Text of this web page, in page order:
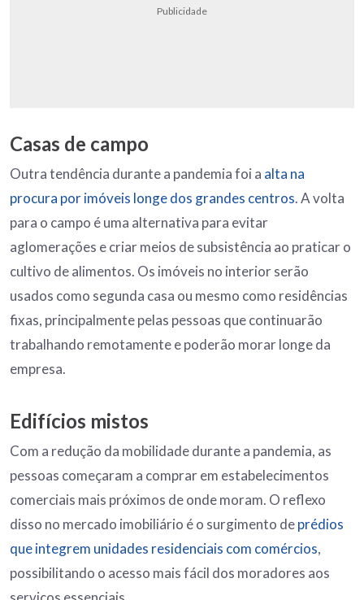
Publicidade
Casas de campo
Outra tendência durante a pandemia foi a alta na
procura por imóveis longe dos grandes centros. A volta
para o campo é uma alternativa para evitar
aglomerações e criar meios de subsistência ao praticar o
cultivo de alimentos. Os imóveis no interior serão
usados como segunda casa ou mesmo como residências
fixas, principalmente pelas pessoas que continuarão
trabalhando remotamente e poderão morar longe da
empresa.
Edifícios mistos
Com a redução da mobilidade durante a pandemia, as
pessoas começaram a comprar em estabelecimentos
comerciais mais próximos de onde moram. O reflexo
disso no mercado imobiliário é o surgimento deprédios
que integrem unidades residenciais com comércios,
possibilitando o acesso mais fácil dos moradores aos